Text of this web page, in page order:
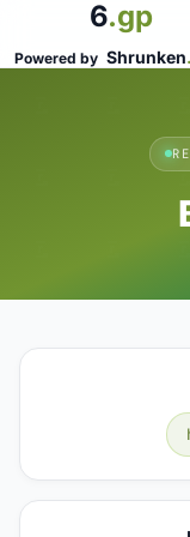
6.gp
Powered by Shrunken